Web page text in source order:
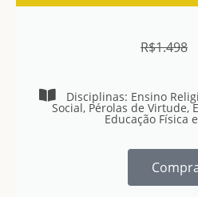
R$1.498
Disciplinas: Ensino
Social, Pérolas de Virtude,
Educação Física